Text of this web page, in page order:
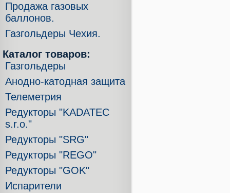
Продажа газовых
баллонов.
Газгольдеры Чехия.
Каталог товаров:
Газгольдеры
Анодно-катодная защита
Телеметрия
Редукторы "KADATEC
s.r.o."
Редукторы "SRG"
Редукторы "REGO"
Редукторы "GOK"
Испарители